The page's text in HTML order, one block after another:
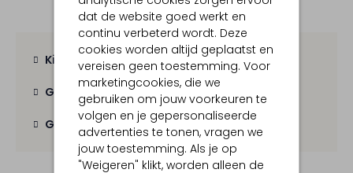
dat de website goed werkt en
continu verbeterd wordt. Deze
cookies worden altijd geplaatst en
vereisen geen toestemming. Voor
marketingcookies, die we
gebruiken om jouw voorkeuren te
volgen en je gepersonaliseerde
advertenties te tonen, vragen we
jouw toestemming. Als je op
"Weigeren" klikt, worden alleen de
Kies zelf je bezorgmoment
Gratis verzending vanaf € 100,-
Gratis retour binnen 30 dagen